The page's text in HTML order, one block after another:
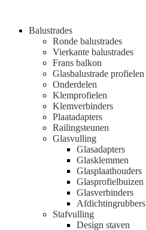
Balustrades
Ronde balustrades
Vierkante balustrades
Frans balkon
Glasbalustrade profielen
Onderdelen
Klemprofielen
Klemverbinders
Plaatadapters
Railingsteunen
Glasvulling
Glasadapters
Glasklemmen
Glasplaathouders
Glasprofielbuizen
Glasverbinders
Afdichtingrubbers
Stafvulling
Design staven